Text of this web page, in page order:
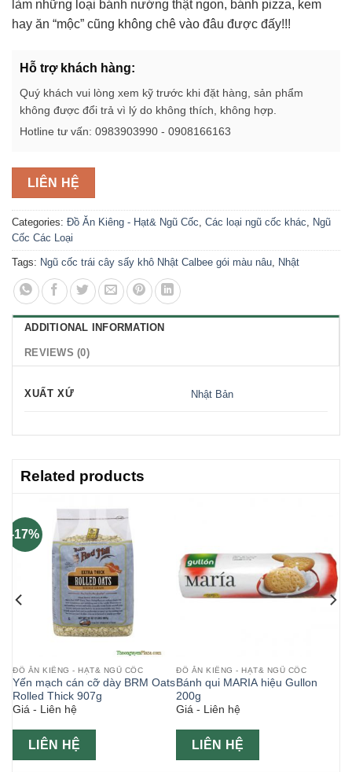
làm những loại bánh nướng thật ngon, bánh pizza, kem
hay ăn “mộc” cũng không chê vào đâu được đấy!!!
Hỗ trợ khách hàng:
Quý khách vui lòng xem kỹ trước khi đặt hàng, sản phẩm
không được đổi trả vì lý do không thích, không hợp.
Hotline tư vấn: 0983903990 - 0908166163
LIÊN HỆ
Categories: Đồ Ăn Kiêng - Hạt& Ngũ Cốc, Các loại ngũ cốc khác, Ngũ
Cốc Các Loại
Tags: Ngũ cốc trái cây sấy khô Nhật Calbee gói màu nâu, Nhật
ADDITIONAL INFORMATION
REVIEWS (0)
XUẤT XỨ Nhật Bản
Related products
-17%
ĐỒ ĂN KIÊNG - HẠT& NGŨ CỐC
Yến mạch cán cỡ dày BRM Oats
Rolled Thick 907g
Giá - Liên hệ
LIÊN HỆ
ĐỒ ĂN KIÊNG - HẠT& NGŨ CỐC
Bánh qui MARIA hiệu Gullon
200g
Giá - Liên hệ
LIÊN HỆ